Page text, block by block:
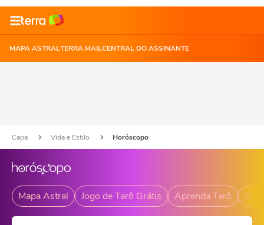
MAPA ASTRALTERRA MAILCENTRAL DO ASSINANTE
Capa Vida e Estilo Horóscopo
Mapa Astral Jogo de Tarô Grátis Aprenda Tarô